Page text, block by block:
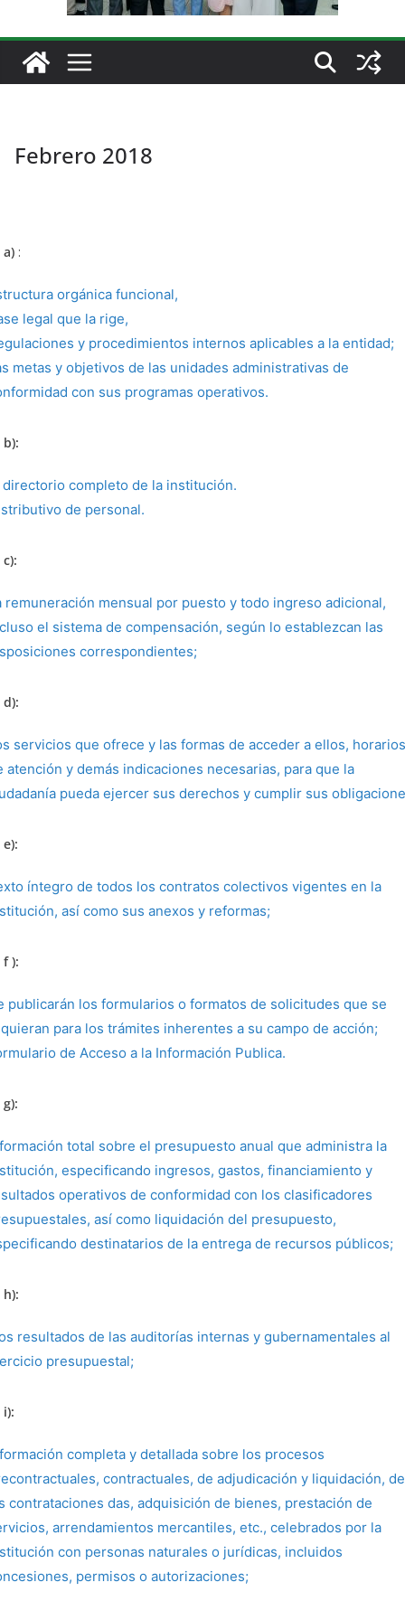
Febrero 2018
:
orgánica funcional,
legal que la rige,
y procedimientos internos aplicables a la entidad;
metas y objetivos de las unidades administrativas de
con sus programas operativos.
directorio completo de la institución.
de personal.
remuneración mensual por puesto y todo ingreso adicional,
el sistema de compensación, según lo establezcan las
correspondientes;
servicios que ofrece y las formas de acceder a ellos, horarios
atención y demás indicaciones necesarias, para que la
pueda ejercer sus derechos y cumplir sus
íntegro de todos los contratos colectivos vigentes en la
así como sus anexos y reformas;
):
publicarán los formularios o formatos de solicitudes que se
para los trámites inherentes a su campo de acción;
de Acceso a la Información Publica.
total sobre el presupuesto anual que administra la
especificando ingresos, gastos, financiamiento y
operativos de conformidad con los clasificadores
así como liquidación del presupuesto,
destinatarios de la entrega de recursos públicos;
resultados de las auditorías internas y gubernamentales al
presupuestal;
completa y detallada sobre los procesos
contractuales, de adjudicación y liquidación, de
contrataciones das, adquisición de bienes, prestación de
arrendamientos mercantiles, etc., celebrados por la
con personas naturales o jurídicas, incluidos
permisos o autorizaciones;